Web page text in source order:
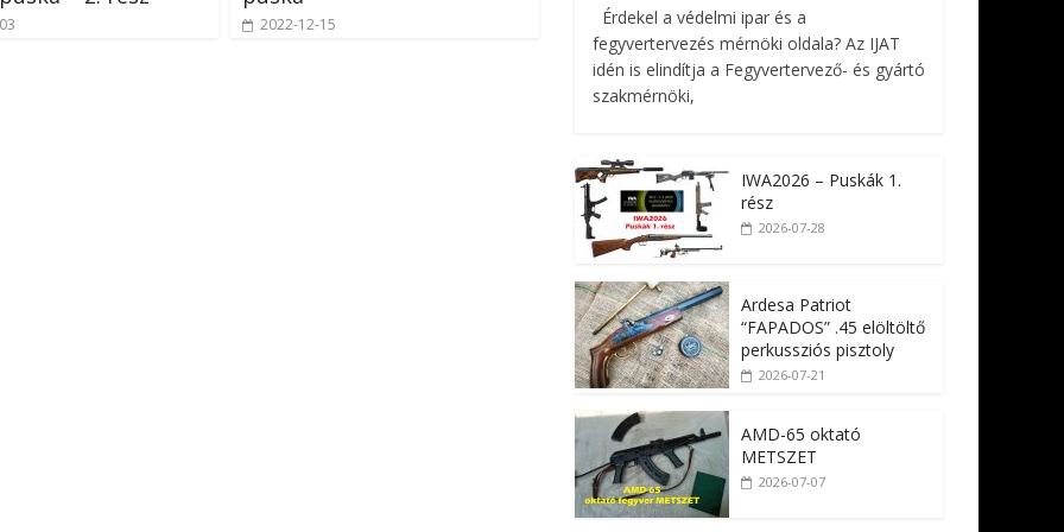
2022-12-15
Érdekel a védelmi ipar és a
fegyvertervezés mérnöki oldala? Az IJAT
idén is elindítja a Fegyvertervező- és gyártó
szakmérnöki,
IWA2026 – Puskák 1.
rész
2026-07-28
Ardesa Patriot
“FAPADOS” .45 elöltöltő
perkussziós pisztoly
2026-07-21
AMD-65 oktató
METSZET
2026-07-07